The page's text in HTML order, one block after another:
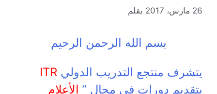
26 مارس، 2017 بقلم
بسم الله الرحمن الرحيم
يتشرف منتجع التدريب الدولي ITR
بتقديم دورات فى مجال ” الأعلام